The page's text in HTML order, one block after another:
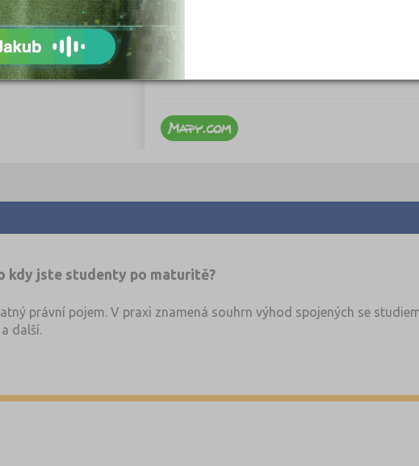
kdy jste studenty po maturitě?
právní pojem. V praxi znamená souhrn výhod spojených se
další.